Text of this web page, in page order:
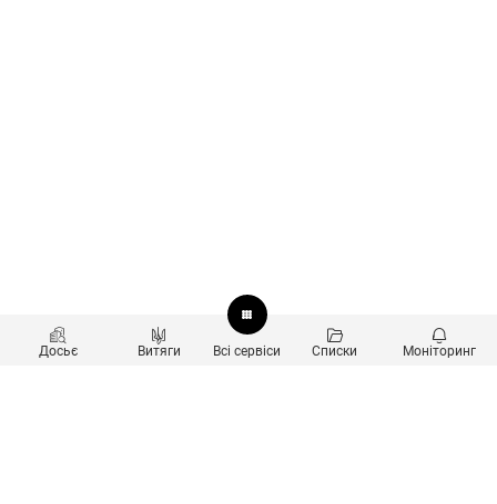
Досьє Витяги Всі сервіси Списки Моніторинг